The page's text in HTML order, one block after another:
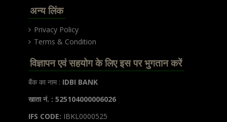
अन्य लिंक
Privacy Policy
Terms & Condition
विज्ञापन एवं सहयोग के लिए इस पर भुगतान करें
बैंक का नाम : IDBI BANK
खाता नं. : 525104000006026
IFS CODE: IBKL0000525